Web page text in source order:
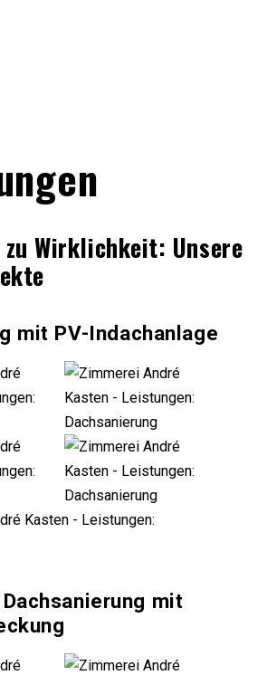
zu Wirklichkeit: Unsere
mit PV-Indachanlage
mit